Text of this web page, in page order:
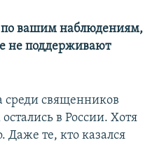
по вашим наблюдениям,
не поддерживают
среди священников
в России. Хотя
Даже те, кто казался